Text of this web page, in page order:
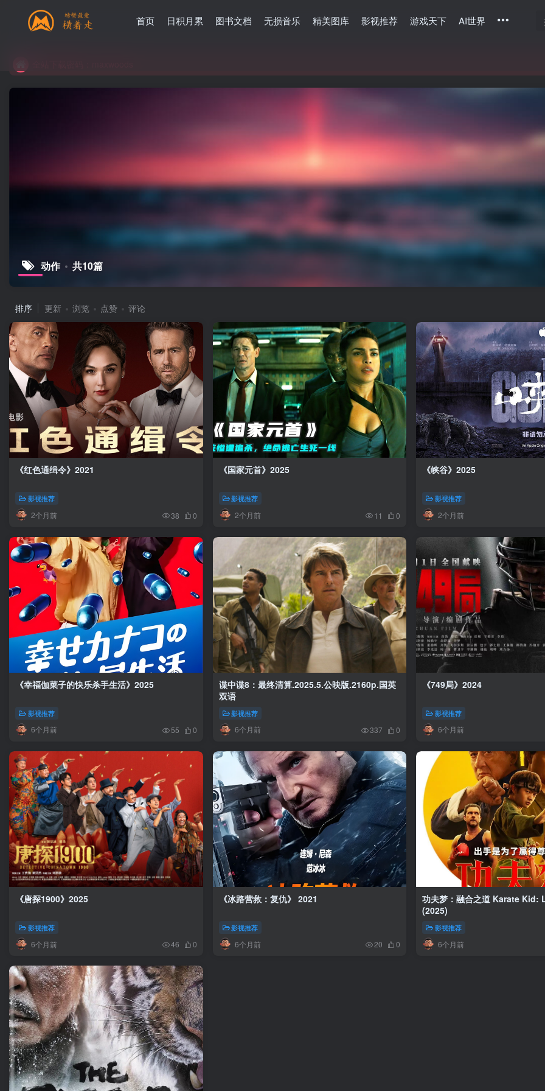
首页 日积月累 图书文档 无损音乐 精美图库 影视推荐 游戏天下 AI世界
全站下载密码：maxwoods
动作 共10篇
排序 更新 浏览 点赞 评论
《红色通缉令》2021
影视推荐
2个月前 38 0
《国家元首》2025
影视推荐
2个月前 11 0
《峡谷》2025
影视推荐
2个月前
《幸福伽菜子的快乐杀手生活》2025
影视推荐
6个月前 55 0
谍中谍8：最终清算.2025.5.公映版.2160p.国英
双语
影视推荐
6个月前 337 0
《749局》2024
影视推荐
6个月前
《唐探1900》2025
影视推荐
6个月前 46 0
《冰路营救：复仇》 2021
影视推荐
6个月前 20 0
功夫梦：融合之道 Karate Kid:
(2025)
影视推荐
6个月前